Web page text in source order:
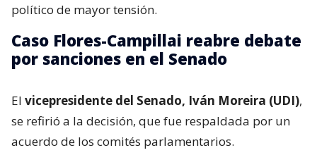
político de mayor tensión.
Caso Flores-Campillai reabre debate
por sanciones en el Senado
El vicepresidente del Senado, Iván Moreira (UDI),
se refirió a la decisión, que fue respaldada por un
acuerdo de los comités parlamentarios.